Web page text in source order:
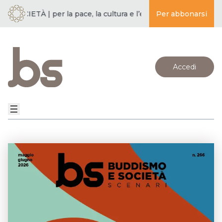
SOCIETÀ | per la pace, la cultura e l’educazione ·Per abbonarsi
Accedi